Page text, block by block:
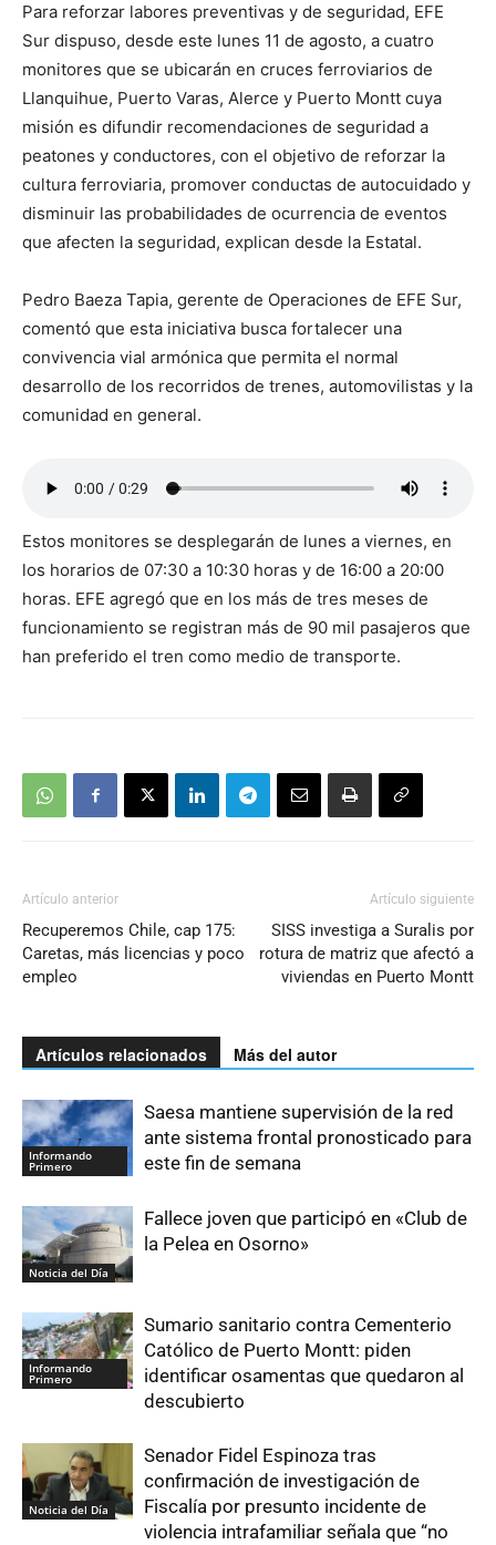
Para reforzar labores preventivas y de seguridad, EFE
Sur dispuso, desde este lunes 11 de agosto, a cuatro
monitores que se ubicarán en cruces ferroviarios de
Llanquihue, Puerto Varas, Alerce y Puerto Montt cuya
misión es difundir recomendaciones de seguridad a
peatones y conductores, con el objetivo de reforzar la
cultura ferroviaria, promover conductas de autocuidado y
disminuir las probabilidades de ocurrencia de eventos
que afecten la seguridad, explican desde la Estatal.
Pedro Baeza Tapia, gerente de Operaciones de EFE Sur,
comentó que esta iniciativa busca fortalecer una
convivencia vial armónica que permita el normal
desarrollo de los recorridos de trenes, automovilistas y la
comunidad en general.
Estos monitores se desplegarán de lunes a viernes, en
los horarios de 07:30 a 10:30 horas y de 16:00 a 20:00
horas. EFE agregó que en los más de tres meses de
funcionamiento se registran más de 90 mil pasajeros que
han preferido el tren como medio de transporte.
Artículo anterior
Recuperemos Chile, cap 175:
Caretas, más licencias y poco
empleo
Artículo siguiente
SISS investiga a Suralis por
rotura de matriz que afectó a
viviendas en Puerto Montt
Artículos relacionados Más del autor
Informando
Primero
Saesa mantiene supervisión de la red
ante sistema frontal pronosticado para
este fin de semana
Noticia del Día
Fallece joven que participó en «Club de
la Pelea en Osorno»
Informando
Primero
Sumario sanitario contra Cementerio
Católico de Puerto Montt: piden
identificar osamentas que quedaron al
descubierto
Noticia del Día
Senador Fidel Espinoza tras
confirmación de investigación de
Fiscalía por presunto incidente de
violencia intrafamiliar señala que “no